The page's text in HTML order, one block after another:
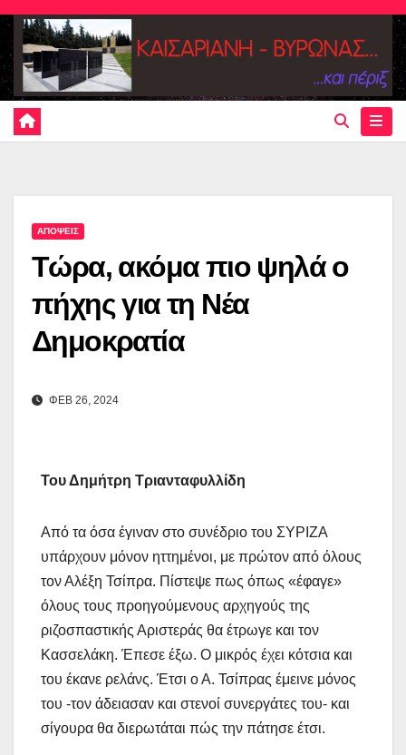
Skip
content
ΑΠΟΨΕΙΣ
Τώρα, ακόμα πιο ψηλά ο
πήχης για τη Νέα
Δημοκρατία
ΦΕΒ 26, 2024
Του Δημήτρη Τριανταφυλλίδη
Από τα όσα έγιναν στο συνέδριο του ΣΥΡΙΖΑ
υπάρχουν μόνον ηττημένοι, με πρώτον από όλους
τον Αλέξη Τσίπρα. Πίστεψε πως όπως «έφαγε»
όλους τους προηγούμενους αρχηγούς της
ριζοσπαστικής Αριστεράς θα έτρωγε και τον
Κασσελάκη. Έπεσε έξω. Ο μικρός έχει κότσια και
του έκανε ρελάνς. Έτσι ο Α. Τσίπρας έμεινε μόνος
του -τον άδειασαν και στενοί συνεργάτες του- και
σίγουρα θα διερωτάται πώς την πάτησε έτσι.